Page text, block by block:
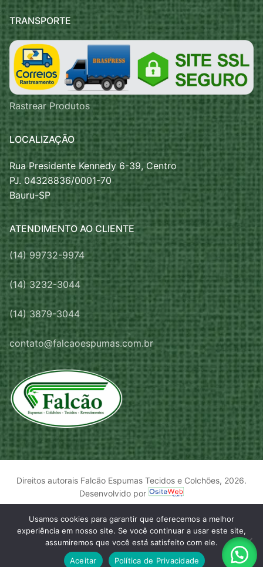
TRANSPORTE
Rastrear Produtos
LOCALIZAÇÃO
Rua Presidente Kennedy 6-39, Centro
PJ. 04328836/0001-70
Bauru-SP
ATENDIMENTO AO CLIENTE
(14) 99732-9974
(14) 3232-3044
(14) 3879-3044
contato@falcaoespumas.com.br
Direitos autorais Falcão Espumas Tecidos e Colchões, 2026.
Desenvolvido por
Usamos cookies para garantir que oferecemos a melhor
experiência em nosso site. Se você continuar a usar este site,
assumiremos que você está satisfeito com ele.
Aceitar
Política de Privacidade